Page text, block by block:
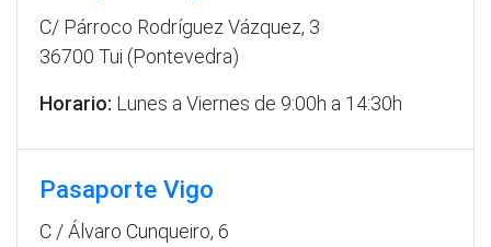
C/ Párroco Rodríguez Vázquez, 3
36700 Tui (Pontevedra)
Horario: Lunes a Viernes de 9:00h a 14:30h
Pasaporte Vigo
C / Álvaro Cunqueiro, 6